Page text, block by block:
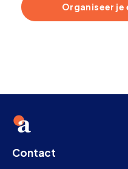
Organiseer je
Contact